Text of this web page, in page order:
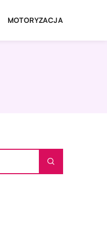
MOTORYZACJA